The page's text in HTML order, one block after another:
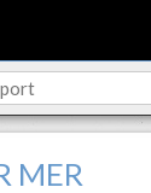
MER